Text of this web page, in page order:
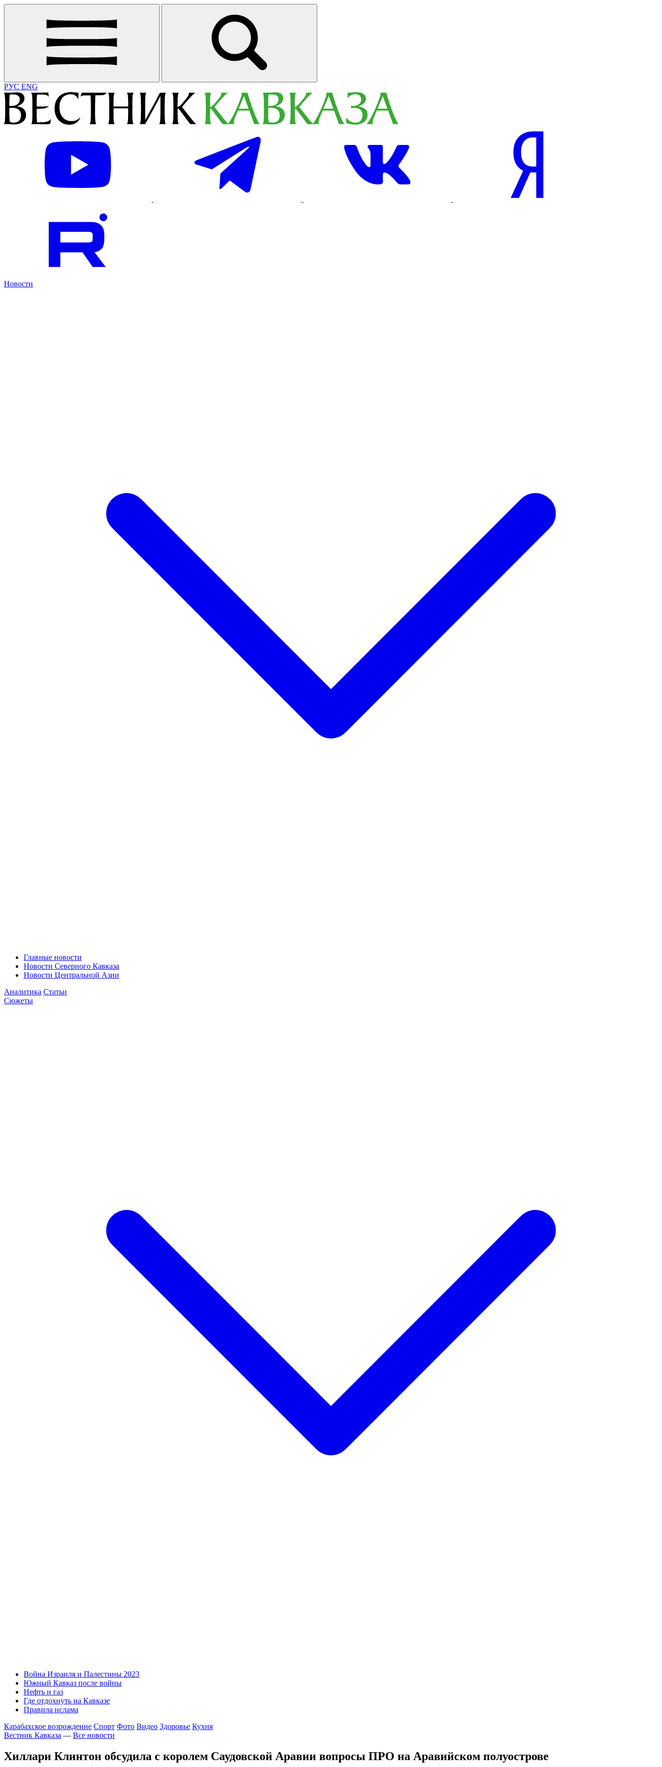
РУС ENG
Новости
Главные новости
Новости Северного Кавказа
Новости Центральной Азии
Аналитика Статьи
Сюжеты
Война Израиля и Палестины 2023
Южный Кавказ после войны
Нефть и газ
Где отдохнуть на Кавказе
Правила ислама
Карабахское возрождение Спорт Фото Видео Здоровье Кухня
Вестник Кавказа — Все новости
Хиллари Клинтон обсудила с королем Саудовской Аравии вопросы ПРО на Аравийском полуострове